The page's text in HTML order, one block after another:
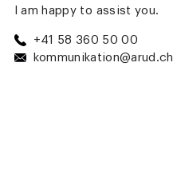
I am happy to assist you.
+41 58 360 50 00
kommunikation@arud.ch